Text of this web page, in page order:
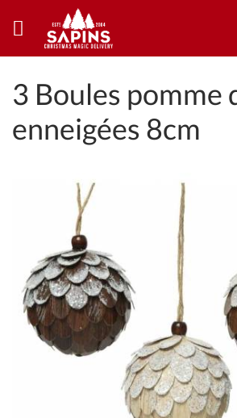
3 Boules pomme
enneigées 8cm